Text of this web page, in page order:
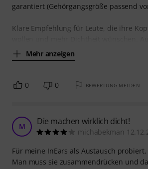
garantiert (Gehörgangsgröße passend
Klare Empfehlung für Leute, die ihre
Mehr anzeigen
0 0 BEWERTUNG MELDEN
M Die machen wirklich dicht!
michabekman
Für meine InEars als Austausch probiert.
Man muss sie zusammendrücken und